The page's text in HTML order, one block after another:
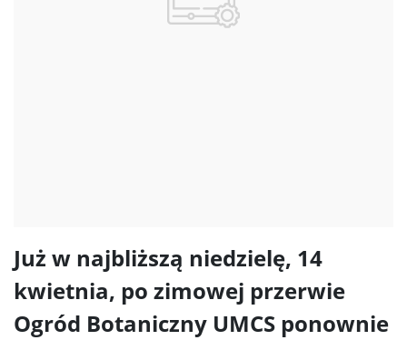
Już w najbliższą niedzielę, 14
kwietnia, po zimowej przerwie
Ogród Botaniczny UMCS ponownie